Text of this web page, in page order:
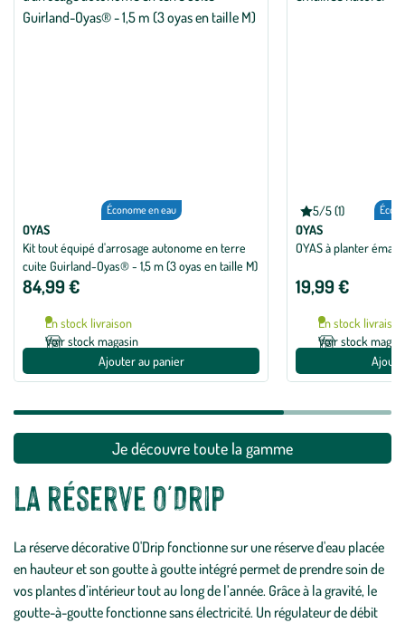
Économe en eau
OYAS
Kit tout équipé d'arrosage autonome en terre
cuite Guirland-Oyas® - 1,5 m (3 oyas en taille M)
84,99 €
En stock livraison
Voir stock magasin
Ajouter au panier
5/5 (1)
Note
moyenne
de
5
5
avec
avis
OYAS
OYAS à planter
19,99 €
En stock livraison
Voir stock
Je découvre toute la gamme
La réserve O'Drip
La réserve décorative O'Drip fonctionne sur une réserve d'eau placée
en hauteur et son goutte à goutte intégré permet de prendre soin de
vos plantes d’intérieur tout au long de l’année. Grâce à la gravité, le
goutte-à-goutte fonctionne sans électricité. Un régulateur de débit